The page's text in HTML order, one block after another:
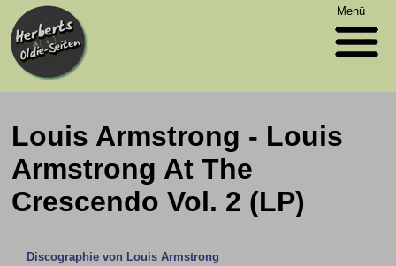
Menü
Louis Armstrong - Louis
Armstrong At The
Crescendo Vol. 2 (LP)
Discographie von Louis Armstrong